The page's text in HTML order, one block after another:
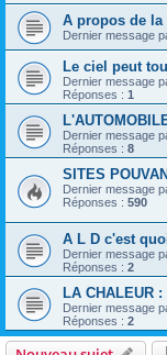
A propos de
Dernier message
Le ciel peut
Dernier message
Réponses : 1
Dernier message
Réponses : 8
SITES
Dernier message
Réponses : 590
A L D c'est
Dernier message
Réponses : 2
LA CHALEUR
Dernier message
Réponses : 2